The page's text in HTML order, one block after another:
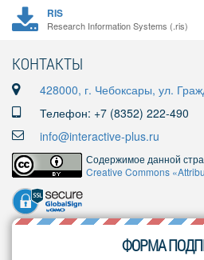
RIS
Research Information Systems (.ris)
КОНТАКТЫ
428000, г. Чебоксары, ул.
Телефон: +7 (8352) 222-490
info@interactive-plus.ru
Содержимое данной
Creative Commons
ФОРМА